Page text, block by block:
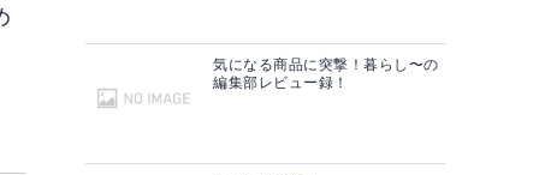
気になる商品に突撃！暮らし〜の
編集部レビュー録！